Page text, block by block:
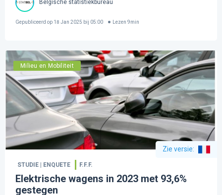
Belgische statistiekbureau
Gepubliceerd op 18 Jan 2025 bij 05:00 Lezen 9min
Milieu en Mobiliteit
Zie versie:
STUDIE | ENQUETE F.F.F.
Elektrische wagens in 2023 met 93,6%
gestegen